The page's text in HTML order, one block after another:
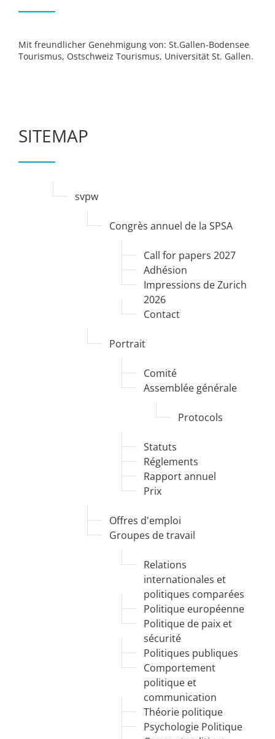
Mit freundlicher Genehmigung von: St.Gallen-Bodensee
Tourismus, Ostschweiz Tourismus, Universität St. Gallen.
SITEMAP
svpw
Congrès annuel de la SPSA
Call for papers 2027
Adhésion
Impressions de Zurich
2026
Contact
Portrait
Comité
Assemblée générale
Protocols
Statuts
Réglements
Rapport annuel
Prix
Offres d'emploi
Groupes de travail
Relations
internationales et
politiques comparées
Politique européenne
Politique de paix et
sécurité
Politiques publiques
Comportement
politique et
communication
Théorie politique
Psychologie Politique